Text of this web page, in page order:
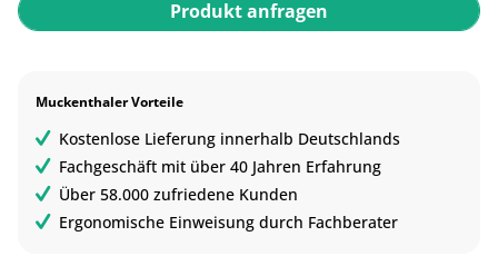
Produkt anfragen
Muckenthaler Vorteile
Kostenlose Lieferung innerhalb Deutschlands
Fachgeschäft mit über 40 Jahren Erfahrung
Über 58.000 zufriedene Kunden
Ergonomische Einweisung durch Fachberater